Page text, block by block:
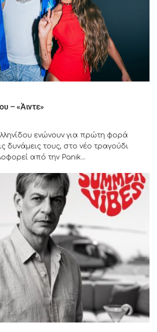
– «Άιντε»
ενώνουν για πρώτη φορά
δυνάμεις τους, στο νέο τραγούδι
από την Panik...